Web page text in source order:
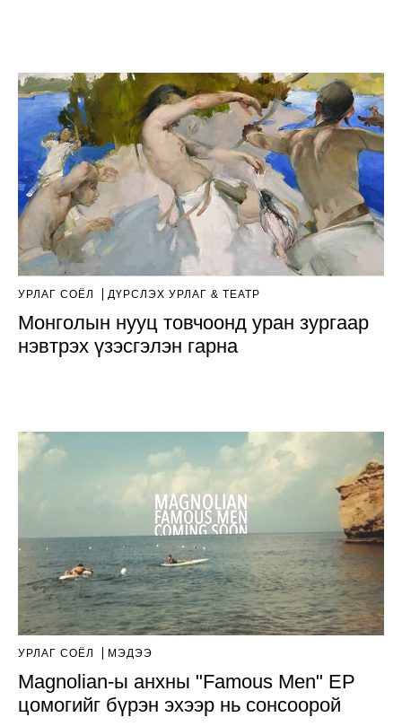
УРЛАГ СОЁЛ ДҮРСЛЭХ УРЛАГ & ТЕАТР
Монголын нууц товчоонд уран зургаар
нэвтрэх үзэсгэлэн гарна
УРЛАГ СОЁЛ МЭДЭЭ
Magnolian-ы анхны "Famous Men" EP
цомогийг бүрэн эхээр нь сонсоорой